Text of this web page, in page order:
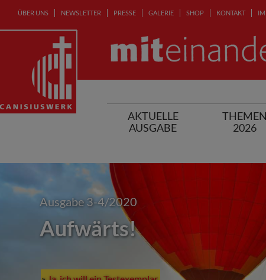
ÜBER UNS NEWSLETTER PRESSE GALERIE SHOP KONTAKT
AKTUELLE
AUSGABE
THEMEN
2026
Ausgabe 3-4/2020
Aufwärts!